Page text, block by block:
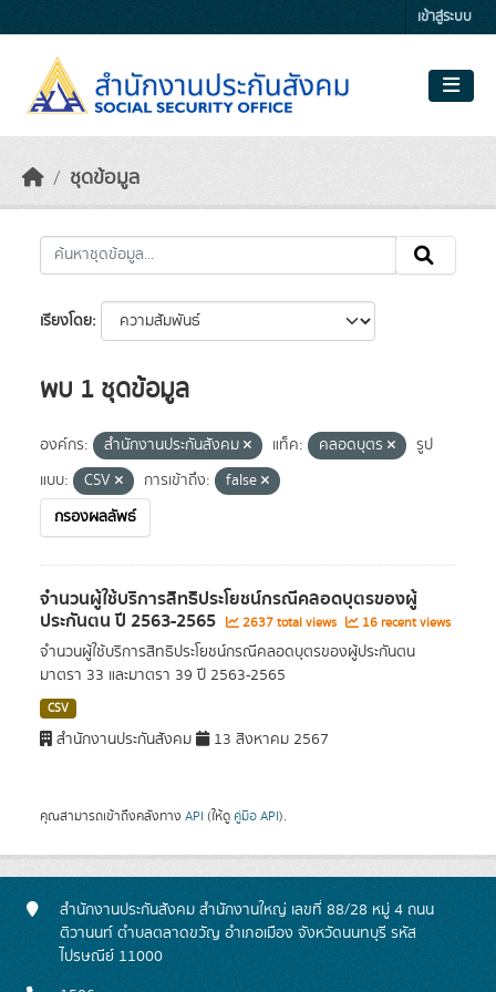
เข้าสู่ระบบ
ชุดข้อมูล
เรียงโดย
พบ 1 ชุดข้อมูล
องค์กร: สำนักงานประกันสังคม แท็ค: คลอดบุตร
รูป
แบบ:
CSV การเข้าถึง:
false
กรองผลลัพธ์
จำนวนผู้ใช้บริการสิทธิประโยชน์กรณีคลอดบุตรของผู้
ประกันตน ปี 2563-2565 2637 total views 16 recent views
จำนวนผู้ใช้บริการสิทธิประโยชน์กรณีคลอดบุตรของผู้ประกันตน
มาตรา 33 และมาตรา 39 ปี 2563-2565
CSV
สำนักงานประกันสังคม 13 สิงหาคม 2567
คุณสามารถเข้าถึงคลังทาง API (ให้ดู คู่มือ API).
สำนักงานประกันสังคม สำนักงานใหญ่ เลขที่ 88/28 หมู่ 4 ถนน
ติวานนท์ ตำบลตลาดขวัญ อำเภอเมือง จังหวัดนนทบุรี รหัส
ไปรษณีย์ 11000